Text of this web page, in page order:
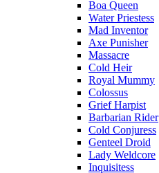
Boa Queen
Water Priestess
Mad Inventor
Axe Punisher
Massacre
Cold Heir
Royal Mummy
Colossus
Grief Harpist
Barbarian Rider
Cold Conjuress
Genteel Droid
Lady Weldcore
Inquisitess